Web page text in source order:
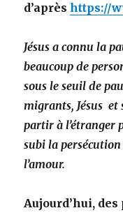
d’aprèshttps://
Jésus a connu la
beaucoup de
sous le seuil de
migrants, Jésus
partir à l’étranger
subi la
l’amour.
Aujourd’hui,